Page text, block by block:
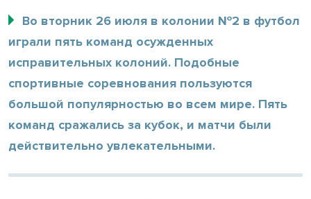
Во вторник 26 июля в колонии №2 в футбол
играли пять команд осужденных
исправительных колоний. Подобные
спортивные соревнования пользуются
большой популярностью во всем мире. Пять
команд сражались за кубок, и матчи были
действительно увлекательными.